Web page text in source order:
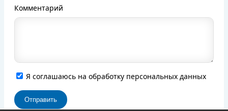
Комментарий
Я соглашаюсь на обработку персональных данных